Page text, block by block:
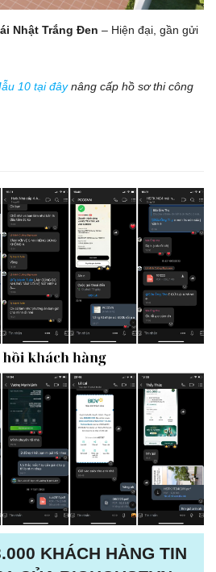
Nhật Trắng Đen – Hiện đại, gần gửi
10 tại đâynâng cấp hồ sơ thi công
KHÁCH HÀNG TIN